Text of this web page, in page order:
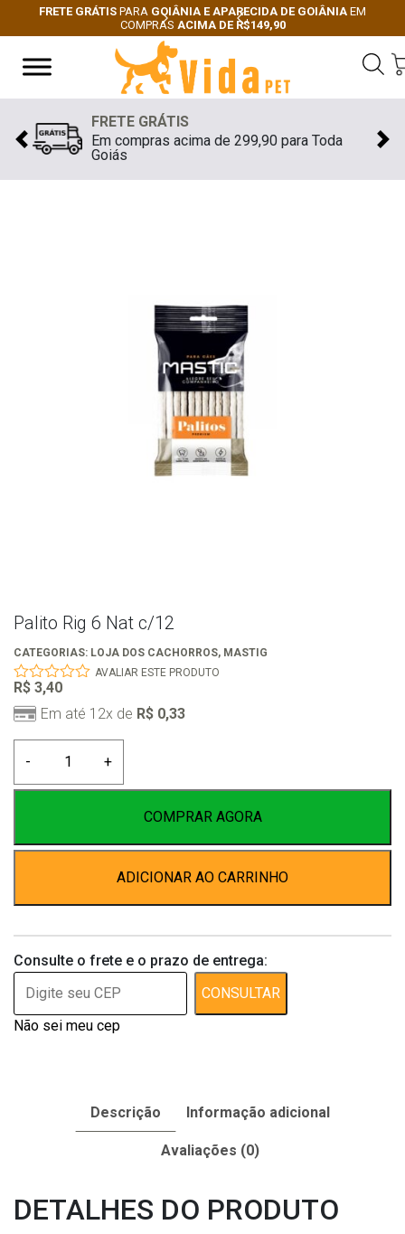
FRETE GRÁTIS PARA GOIÂNIA E APARECIDA DE GOIÂNIA EM
COMPRAS ACIMA DE R$149,90
Previous
Next
FRETE GRÁTIS
Em compras acima de 299,90 para Toda
Goiás
Previous
Palito Rig 6 Nat c/12
CATEGORIAS: LOJA DOS CACHORROS, MASTIG
0
out
of
AVALIAR ESTE PRODUTO
R$ 3,40
Em até 12x de R$ 0,33
-
6
quantidade
+
COMPRAR AGORA
ADICIONAR AO CARRINHO
Consulte o frete e o prazo de entrega:
CONSULTAR
Não sei meu cep
Descrição Informação adicional
Avaliações (0)
DETALHES DO PRODUTO